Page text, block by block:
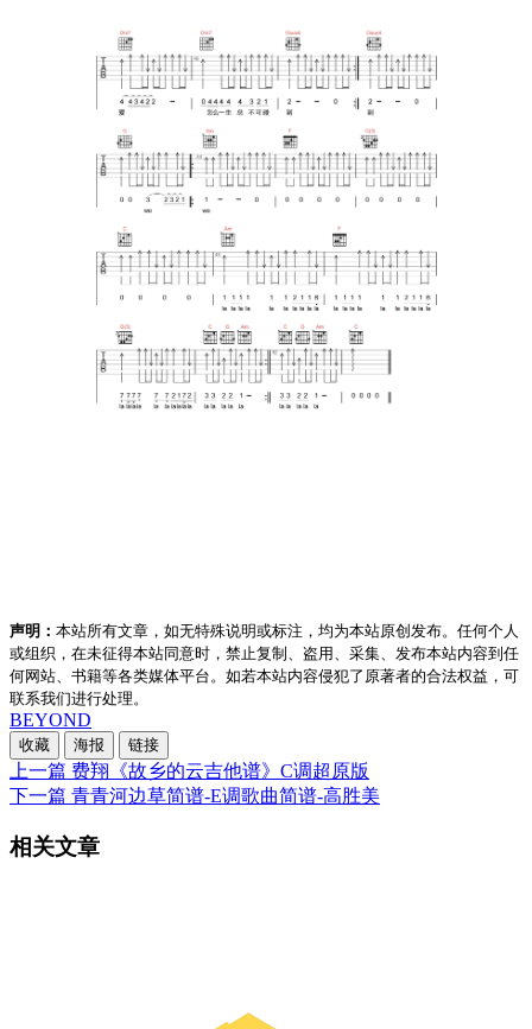
声明： 本站所有文章，如无特殊说明或标注，均为本站原创发布。任何个人
或组织，在未征得本站同意时，禁止复制、盗用、采集、发布本站内容到任
何网站、书籍等各类媒体平台。如若本站内容侵犯了原著者的合法权益，可
联系我们进行处理。
BEYOND
收藏 海报 链接
上一篇 费翔《故乡的云吉他谱》C调超原版
下一篇 青青河边草简谱-E调歌曲简谱-高胜美
相关文章